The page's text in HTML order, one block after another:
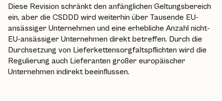
Diese Revision schränkt den anfänglichen Geltungsbereich
ein, aber die CSDDD wird weiterhin über Tausende EU-
ansässiger Unternehmen und eine erhebliche Anzahl nicht-
EU-ansässiger Unternehmen direkt betreffen. Durch die
Durchsetzung von Lieferkettensorgfaltspflichten wird die
Regulierung auch Lieferanten großer europäischer
Unternehmen indirekt beeinflussen.